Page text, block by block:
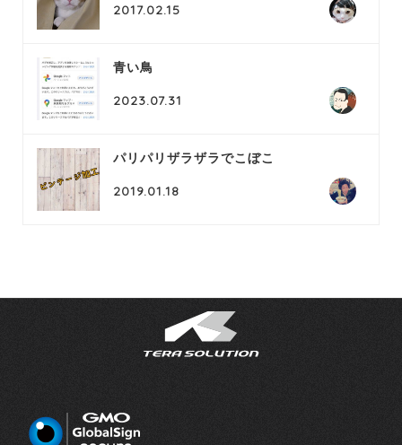
2017.02.15
青い鳥
2023.07.31
パリパリザラザラでこぼこ
2019.01.18